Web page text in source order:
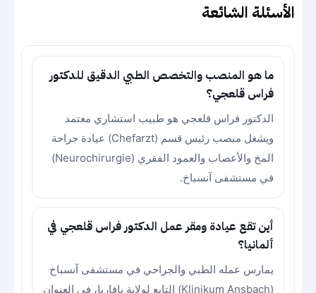
الأسئلة الشائعة
ما هو المنصب والتخصص الطبي الدقيق للدكتور
فراس قلعجي؟
الدكتور فراس قلعجي هو طبيب استشاري معتمد
ويشغل منصب رئيس قسم (Chefarzt) عيادة جراحة
المخ والأعصاب والعمود الفقري (Neurochirurgie)
في مستشفى آنسباخ.
أين تقع عيادة ومقر عمل الدكتور فراس قلعجي في
ألمانيا؟
يمارس عمله الطبي والجراحي في مستشفى آنسباخ
(Klinikum Ansbach) التابع لولاية بافاريا، في العنوان